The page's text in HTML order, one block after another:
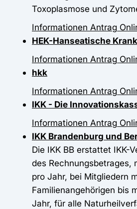
Toxoplasmose und
Informationen Antrag
HEK-Hanseatische
Informationen Antrag
hkk
Informationen Antrag
IKK - Die
Informationen Antrag
IKK Brandenburg und
Die IKK BB erstattet IKK-
des Rechnungsbetrages,
pro Jahr, bei Mitgliedern
Familienangehörigen bis
Jahr, für alle